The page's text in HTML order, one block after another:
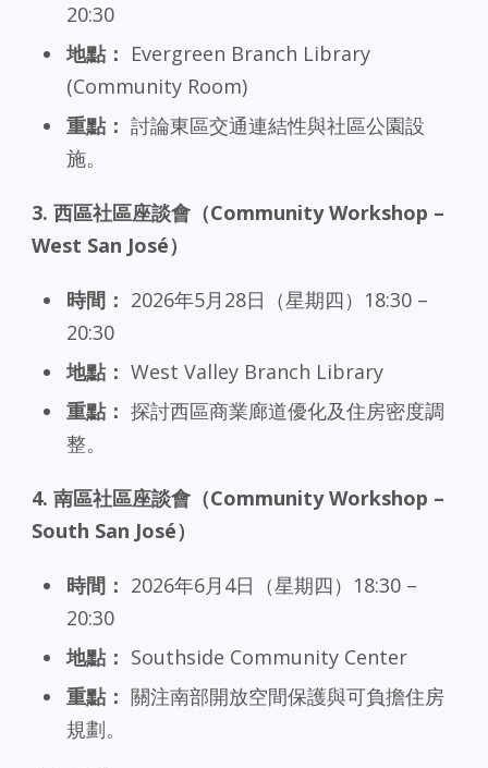
20:30
地點： Evergreen Branch Library
(Community Room)
重點： 討論東區交通連結性與社區公園設
施。
3. 西區社區座談會（Community Workshop –
West San José）
時間： 2026年5月28日（星期四）18:30 –
20:30
地點： West Valley Branch Library
重點： 探討西區商業廊道優化及住房密度調
整。
4. 南區社區座談會（Community Workshop –
South San José）
時間： 2026年6月4日（星期四）18:30 –
20:30
地點： Southside Community Center
重點： 關注南部開放空間保護與可負擔住房
規劃。